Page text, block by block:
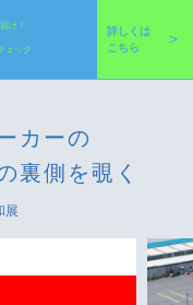
け！
ェック
詳しくは
こちら
カーの
裏側を覗く
展